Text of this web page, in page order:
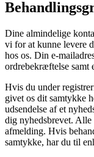
Dine almindelige
vi for at kunne levere
hos os. Din e-
ordrebekræftelse samt
Hvis du under
givet os dit samtykke
udsendelse af et
dig nyhedsbrevet.
afmelding. Hvis
samtykke, har du til